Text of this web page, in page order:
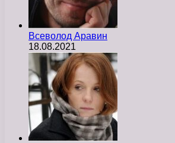
Всеволод Аравин
18.08.2021